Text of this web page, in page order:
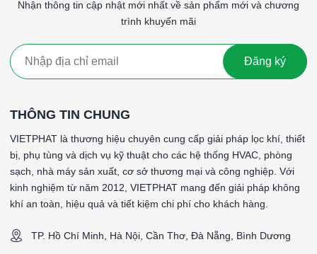
*Kiểu Kết nối: Đầu vào ống gió - Đầu ra mặt nạ soi lỗ
*Vật liệu khung: Khung tole mạ kẽm 1.5mm
*Kích thước đầu gió vào: Ống tròn
*Hướng Thay lọc: Thay lọc bên dưới trần
*Kích thước Hepa (WxHxD): 610x610x292mm
Nhận thông tin cập nhật mới nhất về sản phẩm mới và chương
trình khuyến mãi
Đăng ký
THÔNG TIN CHUNG
VIETPHAT là thương hiệu chuyên cung cấp giải pháp lọc khí, thiết
bị, phụ tùng và dịch vụ kỹ thuật cho các hệ thống HVAC, phòng
sạch, nhà máy sản xuất, cơ sở thương mại và công nghiệp. Với
kinh nghiệm từ năm 2012, VIETPHAT mang đến giải pháp không
khí an toàn, hiệu quả và tiết kiệm chi phí cho khách hàng.
TP. Hồ Chí Minh, Hà Nội, Cần Thơ, Đà Nẵng, Bình Dương